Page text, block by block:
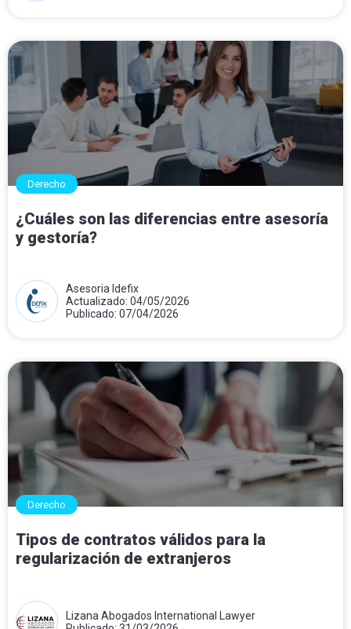
Derecho
¿Cuáles son las diferencias entre asesoría
y gestoría?
Asesoria Idefix
Actualizado: 04/05/2026
Publicado: 07/04/2026
Derecho
Tipos de contratos válidos para la
regularización de extranjeros
Lizana Abogados International Lawyer